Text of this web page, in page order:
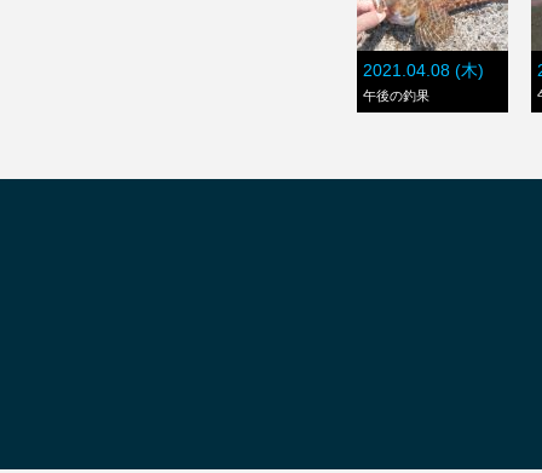
2021.04.08 (木)
午後の釣果